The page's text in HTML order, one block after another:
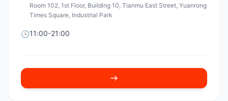
Room 102, 1st Floor, Building 10, Tianmu East Street, Yuanrong
Times Square, Industrial Park
🕒11:00-21:00